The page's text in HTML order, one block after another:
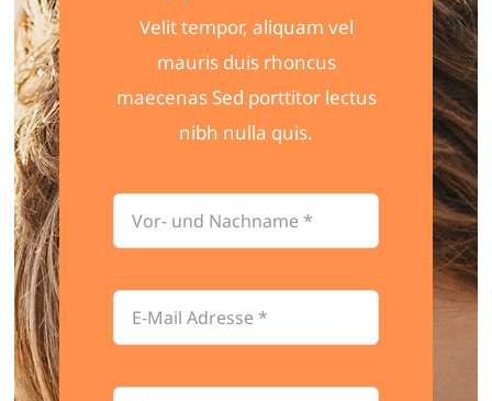
Velit tempor, aliquam vel
mauris duis rhoncus
maecenas Sed porttitor lectus
nibh nulla quis.